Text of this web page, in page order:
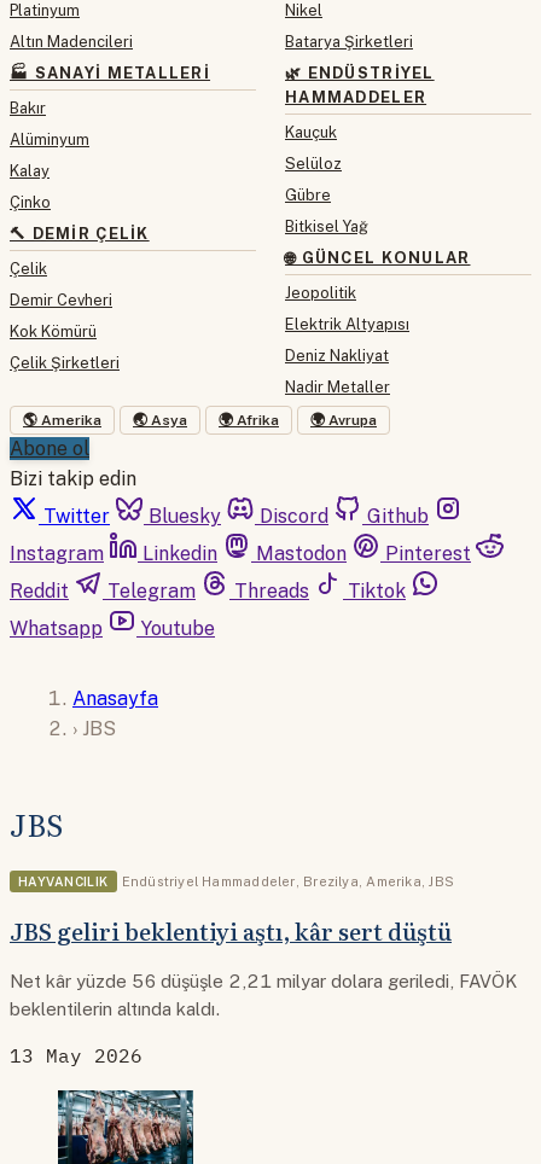
Platinyum
Altın Madencileri
🏭 SANAYI METALLERI
Bakır
Alüminyum
Kalay
Çinko
🔨 DEMIR ÇELIK
Çelik
Demir Cevheri
Kok Kömürü
Çelik Şirketleri
Nikel
Batarya Şirketleri
🌿 ENDÜSTRIYEL
HAMMADDELER
Kauçuk
Selüloz
Gübre
Bitkisel Yağ
🌐 GÜNCEL KONULAR
Jeopolitik
Elektrik Altyapısı
Deniz Nakliyat
Nadir Metaller
🌎 Amerika 🌏 Asya 🌍 Afrika 🌍 Avrupa
Abone ol
Bizi takip edin
Twitter
Bluesky Discord
Github
Instagram
Linkedin Mastodon
Pinterest
Reddit
Telegram Threads
Tiktok
Whatsapp
Youtube
Anasayfa
› JBS
JBS
HAYVANCILIK Endüstriyel Hammaddeler, Brezilya,Amerika,JBS
JBS geliri beklentiyi aştı, kâr sert düştü
Net kâr yüzde 56 düşüşle 2,21 milyar dolara geriledi, FAVÖK
beklentilerin altında kaldı.
13 May 2026